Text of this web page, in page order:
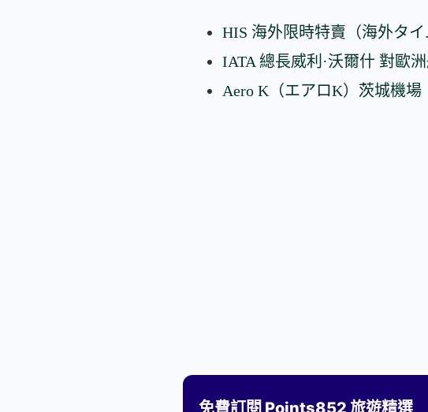
HIS 海外限時特賣（海外タ
IATA 總長威利·沃爾什 對歐
Aero K（エアロK）茨城機
免費訂閱 Points852 旅遊精選